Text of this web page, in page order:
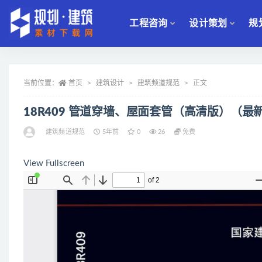
工程咨询 设计策划 规
当前位置： 首页 建筑设计 建筑频道规范 正文
18R409 管道穿墙、屋面套管（高清版）（最
建筑频道规范 5年前 0 26 免费
View Fullscreen